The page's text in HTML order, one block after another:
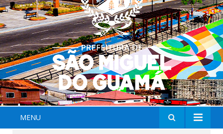
MENU